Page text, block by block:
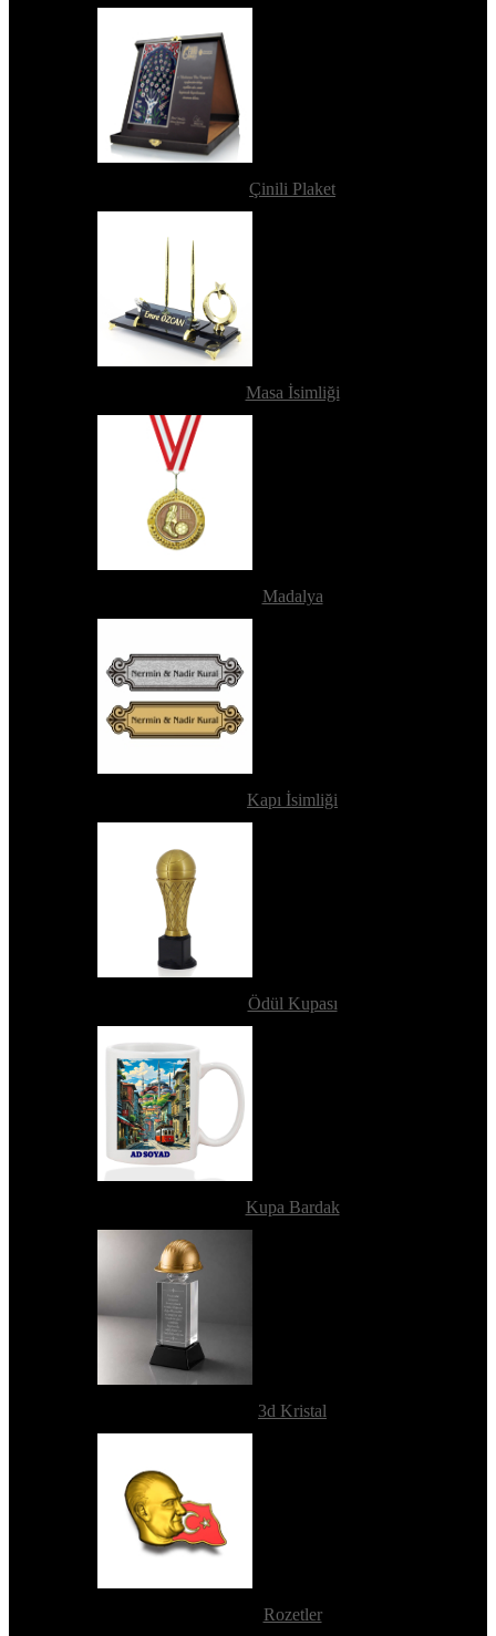
Çinili Plaket
Masa İsimliği
Madalya
Kapı İsimliği
Ödül Kupası
Kupa Bardak
3d Kristal
Rozetler